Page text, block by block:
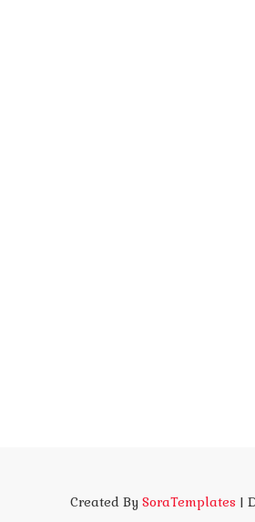
Created By SoraTemplates |